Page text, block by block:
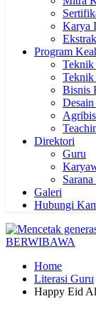
Karya
Program
Teknik
Teknik
Bisnis
Direktori
Guru
Sarana
Galeri
Hubungi
Home
Literasi Guru
Happy Eid